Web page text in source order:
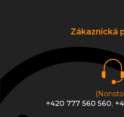
Zákaznická
+420 777 560 560,